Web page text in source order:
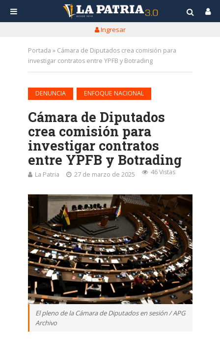
Ingresar
Portada » Cámara de Diputados crea comisión para
investigar contratos entre YPFB y Botrading
DENUNCIA ENFOQUE NACIONAL
Cámara de Diputados
crea comisión para
investigar contratos
entre YPFB y Botrading
La Patria 27 de marzo de 2025 46 Vistas
El pleno de la Cámara de Diputados en sesión / APG
Archivo